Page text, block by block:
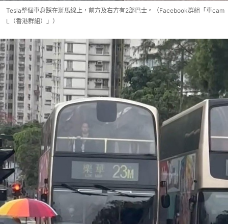
Tesla整個車身踩在斑馬線上，前方及右方有2部巴士。（Facebook群組「車cam
L（香港群組）」）